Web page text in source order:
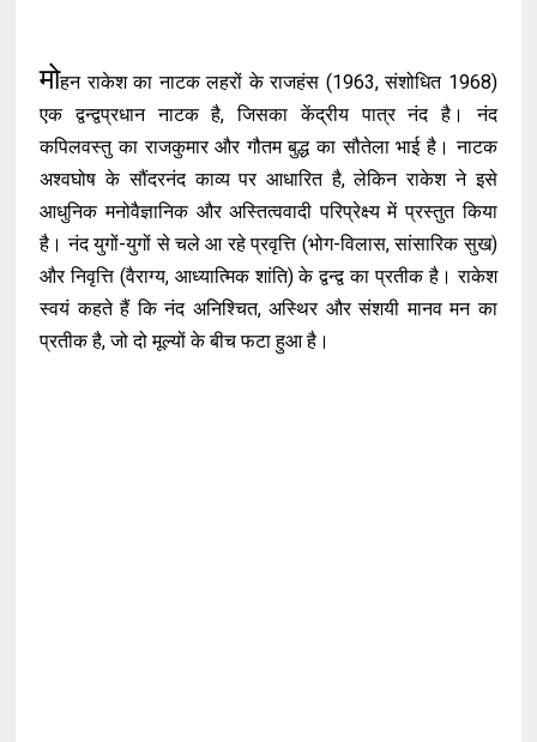
मोहन राकेश का नाटक लहरों के राजहंस (1963, संशोधित 1968)
एक द्वन्द्वप्रधान नाटक है, जिसका केंद्रीय पात्र नंद है। नंद
कपिलवस्तु का राजकुमार और गौतम बुद्ध का सौतेला भाई है। नाटक
अश्वघोष के सौंदरनंद काव्य पर आधारित है, लेकिन राकेश ने इसे
आधुनिक मनोवैज्ञानिक और अस्तित्ववादी परिप्रेक्ष्य में प्रस्तुत किया
है। नंद युगों-युगों से चले आ रहे प्रवृत्ति (भोग-विलास, सांसारिक सुख)
और निवृत्ति (वैराग्य, आध्यात्मिक शांति) के द्वन्द्व का प्रतीक है। राकेश
स्वयं कहते हैं कि नंद अनिश्चित, अस्थिर और संशयी मानव मन का
प्रतीक है, जो दो मूल्यों के बीच फटा हुआ है।